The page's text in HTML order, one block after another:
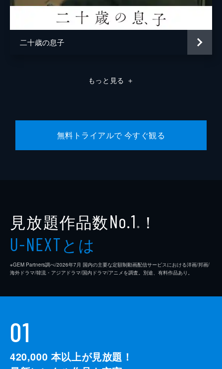
二十歳の息子
もっと見る ＋
無料トライアルで 今すぐ観る
見放題作品数No.1 ※ ！
U-NEXTとは
※GEM Partners調べ/2026年7⽉ 国内の主要な定額制動画配信サービスにおける洋画/邦画/
海外ドラマ/韓流・アジアドラマ/国内ドラマ/アニメを調査。別途、有料作品あり。
01
420,000 本以上が見放題！